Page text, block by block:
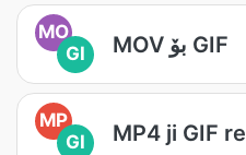
MO
GI
MOV بۆ GIF
MP
GI
MP4 ji GIF re